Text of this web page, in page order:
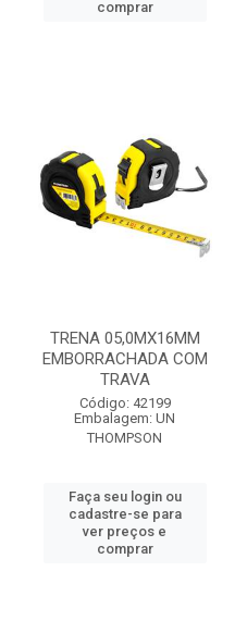
comprar
TRENA 05,0MX16MM
EMBORRACHADA COM
TRAVA
Código: 42199
Embalagem: UN
THOMPSON
Faça seu login ou
cadastre-se para
ver preços e
comprar